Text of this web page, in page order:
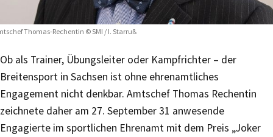
Thomas-Rechentin © SMI / I. Starruß
Ob als Trainer, Übungsleiter oder Kampfrichter – der
Breitensport in Sachsen ist ohne ehrenamtliches
Engagement nicht denkbar. Amtschef Thomas Rechentin
zeichnete daher am 27. September 31 anwesende
Engagierte im sportlichen Ehrenamt mit dem Preis „Joker